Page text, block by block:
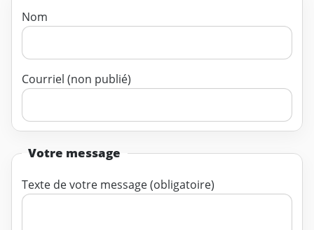
Nom
Courriel (non publié)
Votre message
Texte de votre message (obligatoire)